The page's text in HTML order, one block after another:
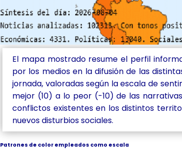
El mapa mostrado resume el perfil
por los medios en la difusión de las
jornada, valoradas según la escala de
mejor (10) a lo peor (-10) de las
conflictos existentes en los distintos
nuevos disturbios sociales.
Patrones de color empleados como escala